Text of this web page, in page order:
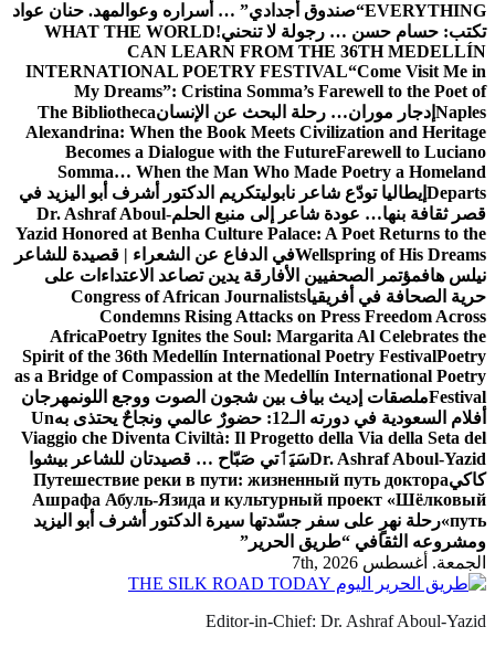
EVERYTHING“صندوق أجدادي” … أسراره وعوالمهد. حنان عواد
تكتب: حسام حسن … رجولة لا تنحني!WHAT THE WORLD
CAN LEARN FROM THE 36TH MEDELLÍN
INTERNATIONAL POETRY FESTIVAL“Come Visit Me in
My Dreams”: Cristina Somma’s Farewell to the Poet of
Naples إدجار موران… رحلة البحث عن الإنسانThe Bibliotheca
Alexandrina: When the Book Meets Civilization and Heritage
Becomes a Dialogue with the FutureFarewell to Luciano
Somma… When the Man Who Made Poetry a Homeland
Departs إيطاليا تودّع شاعر نابوليتكريم الدكتور أشرف أبو اليزيد في
قصر ثقافة بنها… عودة شاعر إلى منبع الحلمDr. Ashraf Aboul-
Yazid Honored at Benha Culture Palace: A Poet Returns to the
Wellspring of His Dreamsفي الدفاع عن الشعراء | قصيدة للشاعر
نيلس هافمؤتمر الصحفيين الأفارقة يدين تصاعد الاعتداءات على
حرية الصحافة في أفريقياCongress of African Journalists
Condemns Rising Attacks on Press Freedom Across
AfricaPoetry Ignites the Soul: Margarita Al Celebrates the
Spirit of the 36th Medellín International Poetry FestivalPoetry
as a Bridge of Compassion at the Medellín International Poetry
Festivalملصقات إديث بياف بين شجون الصوت ووجع اللونمهرجان
أفلام السعودية في دورته الـ12: حضورٌ عالمي ونجاحٌ يحتذى به
Un
Viaggio che Diventa Civiltà: Il Progetto della Via della Seta del
Dr. Ashraf Aboul-Yazidسَيَٲتي صَبّاح … قصيدتان للشاعر بيشوا
كاكيПутешествие реки в пути: жизненный путь доктора
Ашрафа Абуль-Язида и культурный проект «Шёлковый
путь» رحلة نهرٍ على سفر جسّدتها سيرة الدكتور أشرف أبو اليزيد
ومشروعه الثقافي “طريق الحرير”
الجمعة. أغسطس 7th, 2026
Editor-in-Chief: Dr. Ashraf Aboul-Yazid